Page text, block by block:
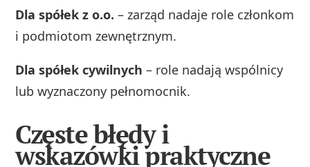
Dla spółek z o.o. – zarząd nadaje role członkom
i podmiotom zewnętrznym.
Dla spółek cywilnych – role nadają wspólnicy
lub wyznaczony pełnomocnik.
Częste błędy i
wskazówki praktyczne